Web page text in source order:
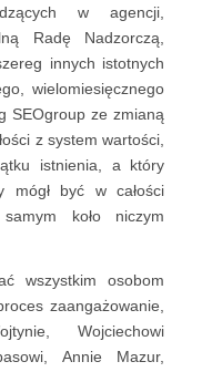
w agencji,
Radę Nadzorczą,
innych istotnych
wielomiesięcznego
SEOgroup ze zmianą
z system wartości,
istnienia, a który
mógł być w całości
koło niczym
wszystkim osobom
zaangażowanie,
Wojciechowi
Annie Mazur,